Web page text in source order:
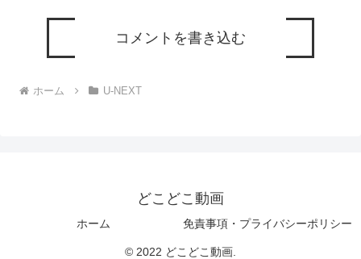
コメントを書き込む
ホーム U-NEXT
どこどこ動画
ホーム 免責事項・プライバシーポリシー
© 2022 どこどこ動画.